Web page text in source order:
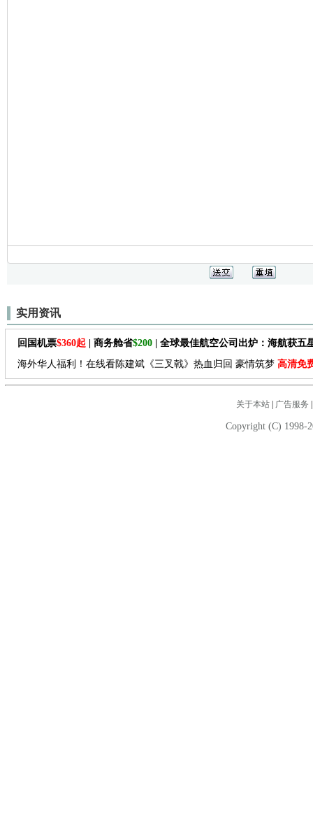
实用资讯
回国机票$360起 | 商务舱省$200 | 全球最佳航空公司出炉：海航获五
海外华人福利！在线看陈建斌《三叉戟》热血归回 豪情筑梦 高清免
关于本站| 广告服务
Copyright (C) 1998-